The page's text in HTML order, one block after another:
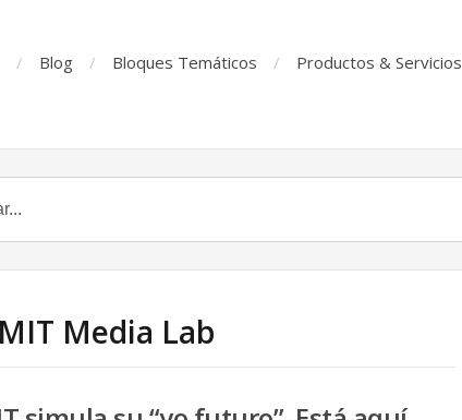
Blog Bloques Temáticos Productos & Servicios
Media Lab